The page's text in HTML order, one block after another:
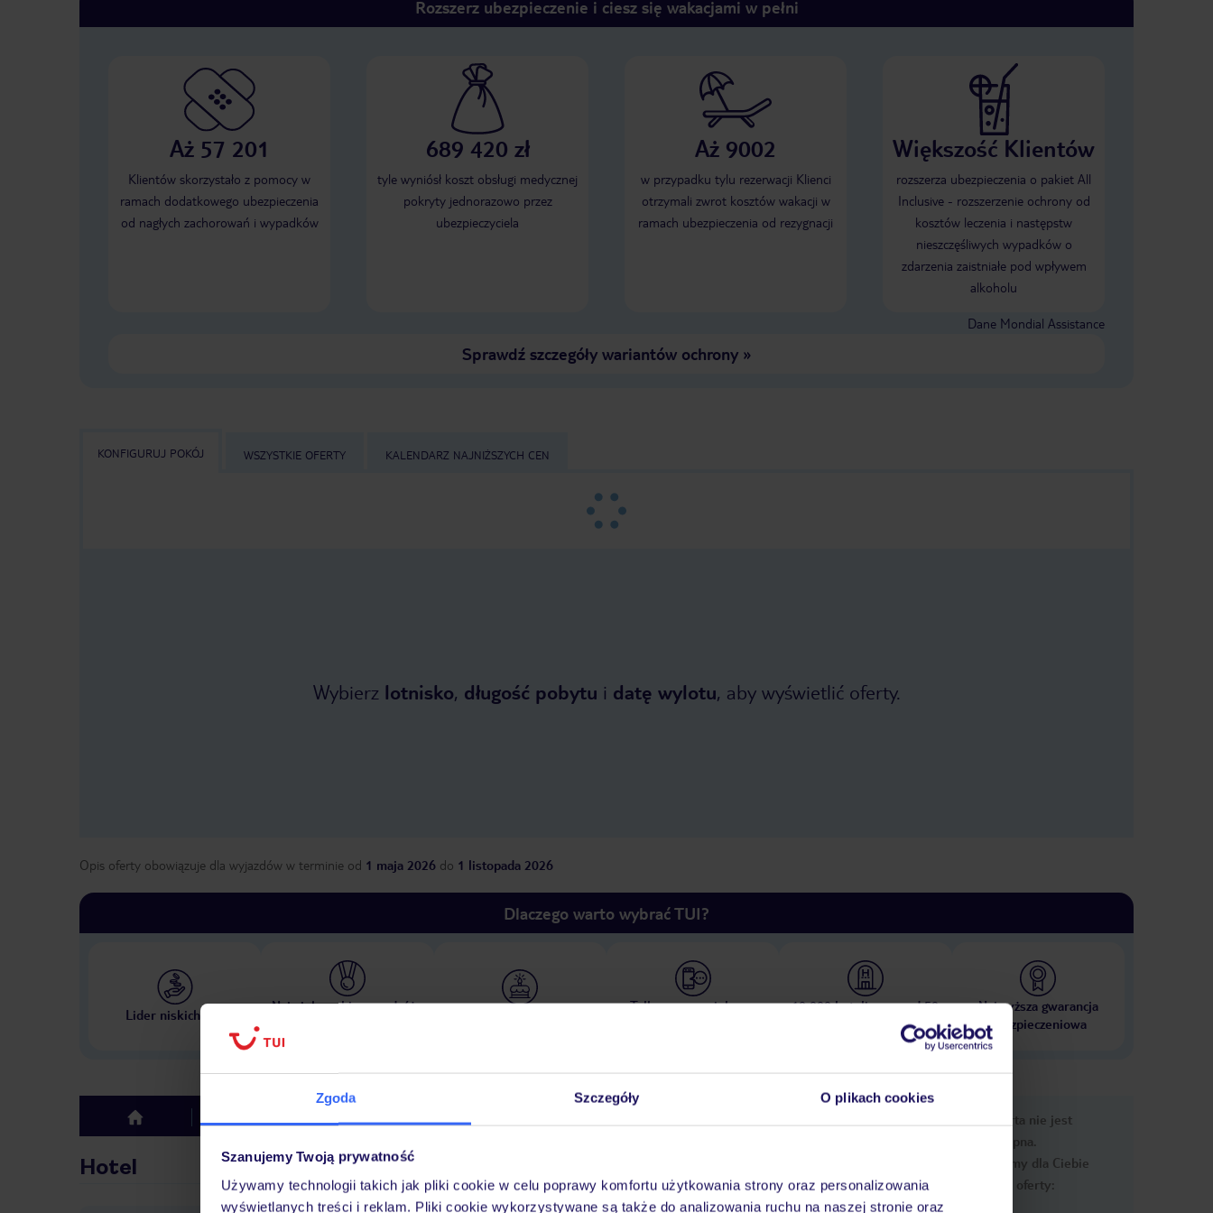
Zgoda Szczegóły O plikach cookies
Szanujemy Twoją prywatność
Używamy technologii takich jak pliki cookie w celu poprawy komfortu użytkowania strony oraz personalizowania
wyświetlanych treści i reklam. Pliki cookie wykorzystywane są także do analizowania ruchu na naszej stronie oraz
Rozszerz ubezpieczenie i ciesz się wakacjami w pełni
Aż 57 201
Klientów skorzystało z pomocy w
ramach dodatkowego ubezpieczenia
od nagłych zachorowań i wypadków
689 420 zł
tyle wyniósł koszt obsługi medycznej
pokryty jednorazowo przez
ubezpieczyciela
Aż 9002
w przypadku tylu rezerwacji Klienci
otrzymali zwrot kosztów wakacji w
ramach ubezpieczenia od rezygnacji
Większość Klientów
rozszerza ubezpieczenia o pakiet All
Inclusive - rozszerzenie ochrony od
kosztów leczenia i następstw
nieszczęśliwych wypadków o
zdarzenia zaistniałe pod wpływem
alkoholu
Dane Mondial Assistance
Sprawdź szczegóły wariantów ochrony»
KONFIGURUJ POKÓJ WSZYSTKIE OFERTY KALENDARZ NAJNIŻSZYCH CEN
Wybierz lotnisko, długość pobytu i datę wylotu, aby wyświetlić oferty.
Opis oferty obowiązuje dla wyjazdów w terminie od 1 maja 2026 do 1 listopada 2026
Dlaczego warto wybrać TUI?
Lider niskich cen
Największe biuro podróży
Tylko u nas opieka na
10 000 hoteli w ponad 50
Najwyższa gwarancja
ubezpieczeniowa
top
informacje
Hotel
Ups, ta oferta nie jest
dostępna.
Przygotowaliśmy dla Ciebie
podobne oferty: